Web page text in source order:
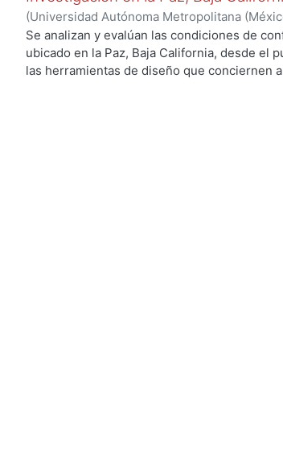
(Universidad Autónoma Metropolitana
de Servicios de Información.,1999-12 )
Se analizan y evalúan las condiciones de
ubicado en la Paz, Baja California, desde el
las herramientas de diseño que conciernen